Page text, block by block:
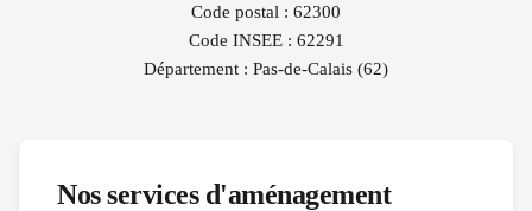
Code postal : 62300
Code INSEE : 62291
Département : Pas-de-Calais (62)
Nos services d'aménagement